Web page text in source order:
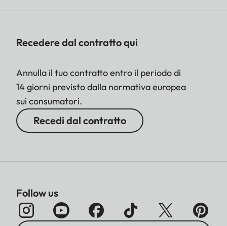
Recedere dal contratto qui
Annulla il tuo contratto entro il periodo di
14 giorni previsto dalla normativa europea
sui consumatori.
Recedi dal contratto
Follow us